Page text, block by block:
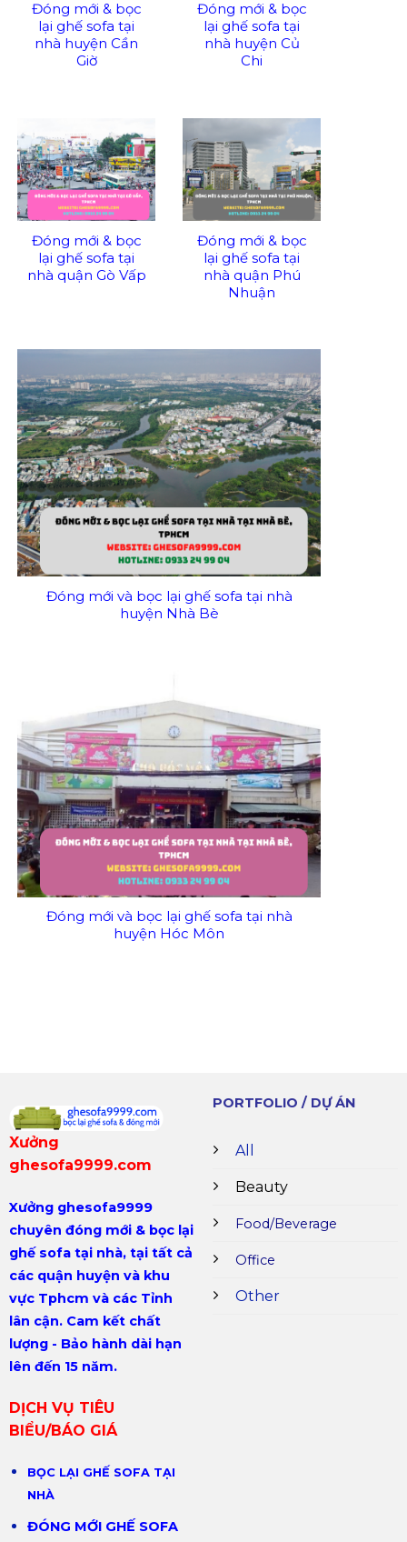
Đóng mới & bọc
lại ghế sofa tại
nhà huyện Cần
Giờ
Đóng mới & bọc
lại ghế sofa tại
nhà huyện Củ
Chi
Đóng mới & bọc
lại ghế sofa tại
nhà quận Gò Vấp
Đóng mới & bọc
lại ghế sofa tại
nhà quận Phú
Nhuận
Đóng mới và bọc lại ghế sofa tại nhà
huyện Nhà Bè
Đóng mới và bọc lại ghế sofa tại nhà
huyện Hóc Môn
Xưởng
ghesofa9999.com
Xưởng ghesofa9999
chuyên đóng mới & bọc lại
ghế sofa tại nhà, tại tất cả
các quận huyện và khu
vực Tphcm và các Tỉnh
lân cận. Cam kết chất
lượng - Bảo hành dài hạn
lên đến 15 năm.
PORTFOLIO / DỰ ÁN
All
Beauty
Food/Beverage
Office
Other
DỊCH VỤ TIÊU
BIỂU/BÁO GIÁ
BỌC LẠI GHẾ SOFA TẠI
NHÀ
ĐÓNG MỚI GHẾ SOFA